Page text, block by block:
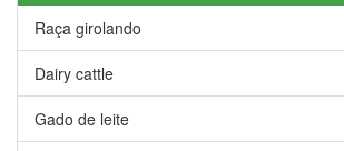
Raça girolando
Dairy cattle
Gado de leite